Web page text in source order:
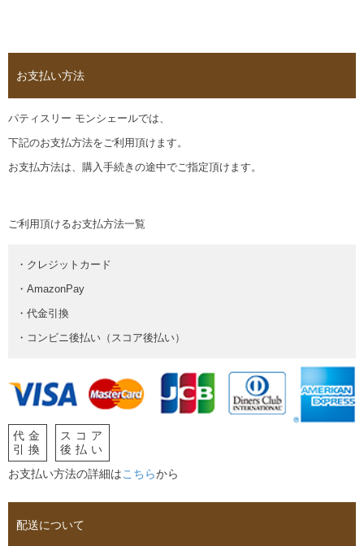
お支払い方法
パティスリー モンシェールでは、
下記のお支払方法をご利用頂けます。
お支払方法は、購入手続きの途中でご指定頂けます。
ご利用頂けるお支払方法一覧
・クレジットカード
・AmazonPay
・代金引換
・コンビニ後払い（スコア後払い）
代金
引換
スコア
後払い
お支払い方法の詳細はこちらから
配送について